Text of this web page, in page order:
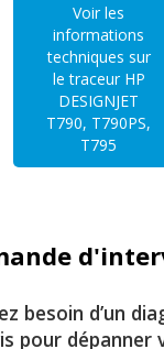
Voir les
informations
techniques sur
le traceur HP
DESIGNJET
T790, T790PS,
T795
besoin d’un
pour dépanner